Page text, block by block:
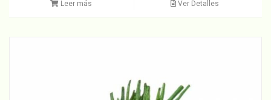
Leer más Ver Detalles